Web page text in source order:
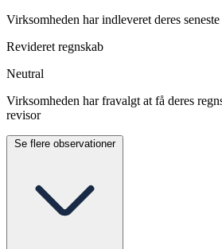
Virksomheden har indleveret deres
Revideret regnskab
Neutral
Virksomheden har fravalgt at få deres
revisor
Se flere observationer